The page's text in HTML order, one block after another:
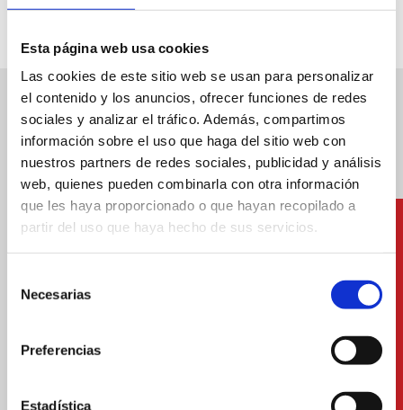
Esta página web usa cookies
Las cookies de este sitio web se usan para personalizar
el contenido y los anuncios, ofrecer funciones de redes
sociales y analizar el tráfico. Además, compartimos
información sobre el uso que haga del sitio web con
nuestros partners de redes sociales, publicidad y análisis
web, quienes pueden combinarla con otra información
que les haya proporcionado o que hayan recopilado a
partir del uso que haya hecho de sus servicios.
Necesarias
Preferencias
Estadística
Other services